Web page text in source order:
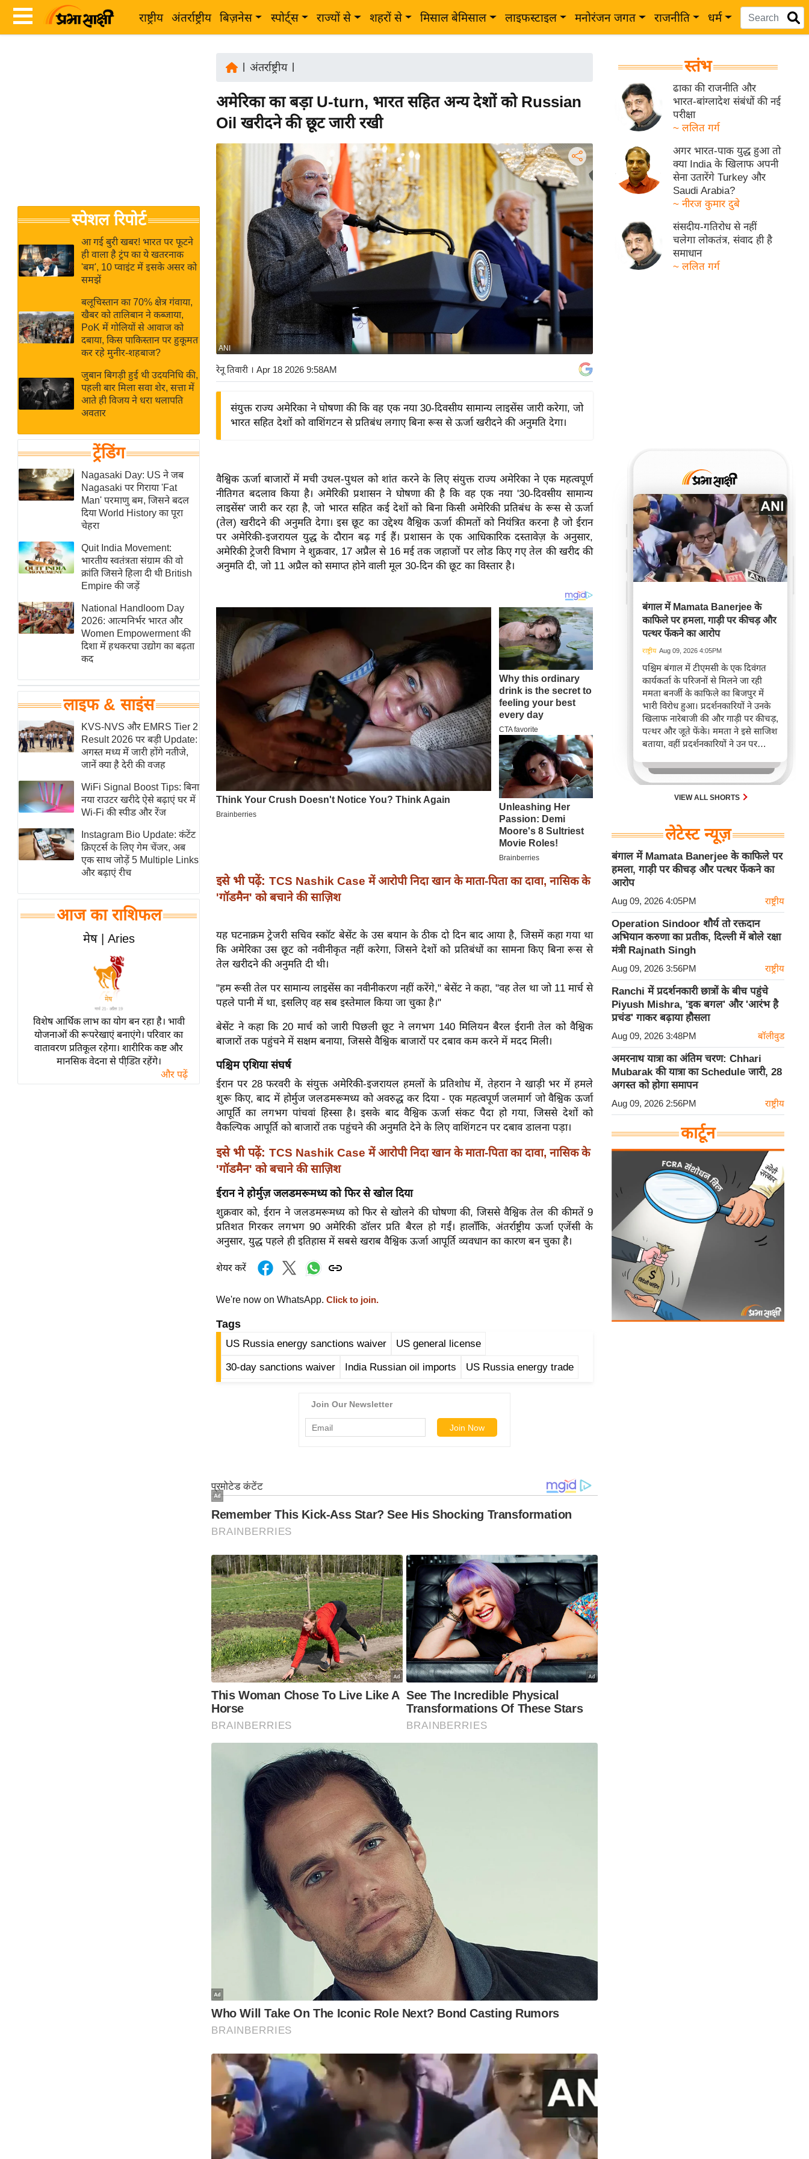
राष्ट्रीय अंतर्राष्ट्रीय बिज़नेस स्पोर्ट्स राज्यों से शहरों से मिसाल बेमिसाल लाइफस्टाइल मनोरंजन जगत राजनीति धर्म
Breaking
News in
Hindi
Hindi
Hindi
Videos
जगत
राय
बजट
क्रिकेट
IPL
2026
ई-पेपर
मिसाल बेमिसाल
शख्सियत
यंग इंडिया
साहित्य जगत
ऑटो वर्ल्ड
न्यूज ब्रीफ
मनोरंजन जगत
बॉलीवुड
हॉलीवुड
फिल्म समीक्षा
Breaking
News
लाइफस्टाइल
टेक्नॉलॉजी
ब्यूटी/फैशन
पर्यटन स्थल
फिटनेस मंत्रा
रिलेशनशिप
राजनीति
विश्लेषण
समसामयिक
मातृभूमि
स्तंभ
एम.
आर.
चाय पर
समीक्षा
व्रत
त्योहार
राशिफल
विश्लेषण
स्पेशल रिपोर्ट
आ गई बुरी खबर! भारत पर फूटने
ही वाला है ट्रंप का ये खतरनाक
'बम', 10 प्वाइंट में इसके असर को
समझें
बलूचिस्तान का 70% क्षेत्र गंवाया,
खैबर को तालिबान ने कब्जाया,
PoK में गोलियों से आवाज को
दबाया, किस पाकिस्तान पर हुकूमत
कर रहे मुनीर-शहबाज?
जुबान बिगड़ी हुई थी उदयनिधि की,
पहली बार मिला सवा शेर, सत्ता में
आते ही विजय ने धरा थलापति
अवतार
ट्रेंडिंग
Nagasaki Day: US ने जब
Nagasaki पर गिराया 'Fat
Man' परमाणु बम, जिसने बदल
दिया World History का पूरा
चेहरा
Quit India Movement:
भारतीय स्वतंत्रता संग्राम की वो
क्रांति जिसने हिला दी थी British
Empire की जड़ें
National Handloom Day
2026: आत्मनिर्भर भारत और
Women Empowerment की
दिशा में हथकरघा उद्योग का बढ़ता
कद
लाइफ & साइंस
KVS-NVS और EMRS Tier 2
Result 2026 पर बड़ी Update:
अगस्त मध्य में जारी होंगे नतीजे,
जानें क्या है देरी की वजह
WiFi Signal Boost Tips: बिना
नया राउटर खरीदे ऐसे बढ़ाएं घर में
Wi-Fi की स्पीड और रेंज
Instagram Bio Update: कंटेंट
क्रिएटर्स के लिए गेम चेंजर, अब
एक साथ जोड़ें 5 Multiple Links
और बढ़ाएं रीच
आज का राशिफल
मेष | Aries
विशेष आर्थिक लाभ का योग बन रहा है। भावी
योजनाओं की रूपरेखाएं बनाएंगे। परिवार का
वातावरण प्रतिकूल रहेगा। शारीरिक कष्ट और
मानसिक वेदना से पीडि़त रहेंगे।
और पढ़ें
अंतर्राष्ट्रीय|
अमेरिका का बड़ा U-turn, भारत सहित अन्य देशों को Russian
Oil खरीदने की छूट जारी रखी
ANI
रेनू तिवारी । Apr 18 2026 9:58AM
संयुक्त राज्य अमेरिका ने घोषणा की कि वह एक नया 30-दिवसीय सामान्य लाइसेंस जारी करेगा, जो
भारत सहित देशों को वाशिंगटन से प्रतिबंध लगाए बिना रूस से ऊर्जा खरीदने की अनुमति देगा।
वैश्विक ऊर्जा बाजारों में मची उथल-पुथल को शांत करने के लिए संयुक्त राज्य अमेरिका ने एक महत्वपूर्ण
नीतिगत बदलाव किया है। अमेरिकी प्रशासन ने घोषणा की है कि वह एक नया '30-दिवसीय सामान्य
लाइसेंस' जारी कर रहा है, जो भारत सहित कई देशों को बिना किसी अमेरिकी प्रतिबंध के रूस से ऊर्जा
(तेल) खरीदने की अनुमति देगा।इस छूट का उद्देश्य वैश्विक ऊर्जा कीमतों को नियंत्रित करना है जो ईरान
पर अमेरिकी-इजरायल युद्ध के दौरान बढ़ गई हैं।प्रशासन के एक आधिकारिक दस्तावेज़ के अनुसार,
अमेरिकी ट्रेजरी विभाग ने शुक्रवार, 17 अप्रैल से 16 मई तक जहाजों पर लोड किए गए तेल की खरीद की
अनुमति दी, जो 11 अप्रैल को समाप्त होने वाली मूल ⁠30-दिन की छूट का विस्तार है।
इसे भी पढ़ें: TCS Nashik Case में आरोपी निदा खान के माता-पिता का दावा, नासिक के
'गॉडमैन' को बचाने की साज़िश
यह घटनाक्रम ट्रेजरी सचिव स्कॉट बेसेंट के उस बयान के ठीक दो दिन बाद आया है, जिसमें कहा गया था
कि अमेरिका उस छूट को नवीनीकृत नहीं करेगा, जिसने देशों को प्रतिबंधों का सामना किए बिना रूस से
तेल खरीदने की अनुमति दी थी।
"हम रूसी तेल पर सामान्य लाइसेंस का नवीनीकरण नहीं करेंगे," बेसेंट ने कहा, "वह तेल था जो 11 मार्च से
पहले पानी में था, इसलिए वह सब इस्तेमाल किया जा चुका है।"
बेसेंट ने कहा कि 20 मार्च को जारी पिछली छूट ने लगभग 140 मिलियन बैरल ईरानी तेल को वैश्विक
बाजारों तक पहुंचने में सक्षम बनाया, जिससे वैश्विक बाजारों पर दबाव कम करने में मदद मिली।
पश्चिम एशिया संघर्ष
ईरान पर 28 फरवरी के संयुक्त अमेरिकी-इजरायल हमलों के प्रतिशोध में, तेहरान ने खाड़ी भर में हमले
शुरू किए, बाद में होर्मुज जलडमरूमध्य को अवरुद्ध कर दिया - एक महत्वपूर्ण जलमार्ग जो वैश्विक ऊर्जा
आपूर्ति का लगभग पांचवां हिस्सा है।इसके बाद वैश्विक ऊर्जा संकट पैदा हो गया, जिससे देशों को
वैकल्पिक आपूर्ति को बाजारों तक पहुंचने की अनुमति देने के लिए वाशिंगटन पर दबाव डालना पड़ा।
इसे भी पढ़ें: TCS Nashik Case में आरोपी निदा खान के माता-पिता का दावा, नासिक के
'गॉडमैन' को बचाने की साज़िश
ईरान ने होर्मुज़ जलडमरूमध्य को फिर से खोल दिया
शुक्रवार को, ईरान ने जलडमरूमध्य को फिर से खोलने की घोषणा की, जिससे वैश्विक तेल की कीमतें 9
प्रतिशत गिरकर लगभग 90 अमेरिकी डॉलर प्रति बैरल हो गईं। हालाँकि, अंतर्राष्ट्रीय ऊर्जा एजेंसी के
अनुसार, युद्ध पहले ही इतिहास में सबसे खराब वैश्विक ऊर्जा आपूर्ति व्यवधान का कारण बन चुका है।
शेयर करें
We're now on WhatsApp. Click to join.
Tags
US Russia energy sanctions waiver US general license
30-day sanctions waiver India Russian oil imports US Russia energy trade
स्तंभ
ढाका की राजनीति और
भारत-बांग्लादेश संबंधों की नई
परीक्षा
~ ललित गर्ग
अगर भारत-पाक युद्ध हुआ तो
क्या India के खिलाफ अपनी
सेना उतारेंगे Turkey और
Saudi Arabia?
~ नीरज कुमार दुबे
संसदीय-गतिरोध से नहीं
चलेगा लोकतंत्र, संवाद ही है
समाधान
~ ललित गर्ग
बंगाल में Mamata Banerjee के
काफिले पर हमला, गाड़ी पर कीचड़ और
पत्थर फेंकने का आरोप
राष्ट्रीय Aug 09, 2026 4:05PM
पश्चिम बंगाल में टीएमसी के एक दिवंगत
कार्यकर्ता के परिजनों से मिलने जा रही
ममता बनर्जी के काफिले का बिजपुर में
भारी विरोध हुआ। प्रदर्शनकारियों ने उनके
खिलाफ नारेबाजी की और गाड़ी पर कीचड़,
पत्थर और जूते फेंके। ममता ने इसे साजिश
बताया, वहीं प्रदर्शनकारियों ने उन पर
VIEW ALL SHORTS
लेटेस्ट न्यूज़
बंगाल में Mamata Banerjee के काफिले पर
हमला, गाड़ी पर कीचड़ और पत्थर फेंकने का
आरोप
Aug 09, 2026 4:05PM राष्ट्रीय
Operation Sindoor शौर्य तो रक्तदान
अभियान करुणा का प्रतीक, दिल्ली में बोले रक्षा
मंत्री Rajnath Singh
Aug 09, 2026 3:56PM राष्ट्रीय
Ranchi में प्रदर्शनकारी छात्रों के बीच पहुंचे
Piyush Mishra, 'इक बगल' और 'आरंभ है
प्रचंड' गाकर बढ़ाया हौसला
Aug 09, 2026 3:48PM बॉलीवुड
अमरनाथ यात्रा का अंतिम चरण: Chhari
Mubarak की यात्रा का Schedule जारी, 28
अगस्त को होगा समापन
Aug 09, 2026 2:56PM राष्ट्रीय
कार्टून